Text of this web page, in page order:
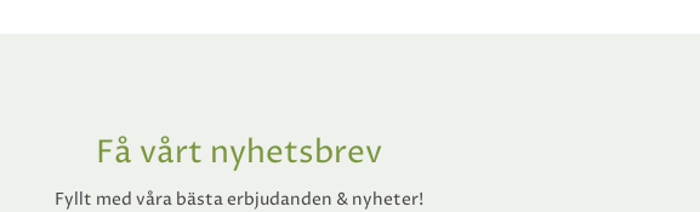
Få vårt nyhetsbrev
Fyllt med våra bästa erbjudanden & nyheter!